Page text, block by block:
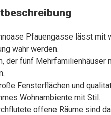
Pfauengasse lässt mit
wahr werden.
der fünf Mehrfamilienhäuser
Fensterflächen und
Wohnambiente mit Stil.
offene Räume sind